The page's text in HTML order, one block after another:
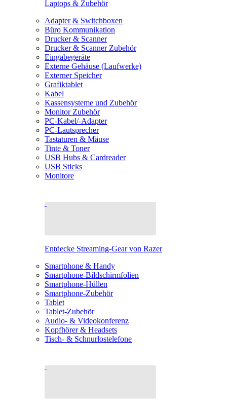
Laptops & Zubehör
Adapter & Switchboxen
Büro Kommunikation
Drucker & Scanner
Drucker & Scanner Zubehör
Eingabegeräte
Externe Gehäuse (Laufwerke)
Externer Speicher
Grafiktablet
Kabel
Kassensysteme und Zubehör
Monitor Zubehör
PC-Kabel/-Adapter
PC-Lautsprecher
Tastaturen & Mäuse
Tinte & Toner
USB Hubs & Cardreader
USB Sticks
Monitore
Entdecke Streaming-Gear von Razer
Smartphone & Handy
Smartphone-Bildschirmfolien
Smartphone-Hüllen
Smartphone-Zubehör
Tablet
Tablet-Zubehör
Audio- & Videokonferenz
Kopfhörer & Headsets
Tisch- & Schnurlostelefone